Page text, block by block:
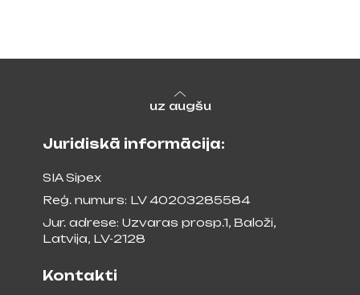
Juridiskā informācija:
SIA Sipex
Reģ. numurs: LV 40203285584
Jur. adrese: Uzvaras prosp.1, Baloži,
Latvija, LV-2128
Kontakti
uz augšu